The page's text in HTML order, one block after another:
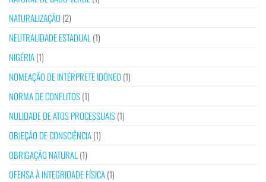
NATURALIZAÇÃO (2)
NEUTRALIDADE ESTADUAL (1)
NIGÉRIA(1)
NOMEAÇÃO DE INTÉRPRETE IDÓNEO (1)
NORMA DE CONFLITOS(1)
NULIDADE DE ATOS PROCESSUAIS(1)
OBJEÇÃO DE CONSCIÊNCIA(1)
OBRIGAÇÃO NATURAL (1)
OFENSA À INTEGRIDADE FÍSICA(1)